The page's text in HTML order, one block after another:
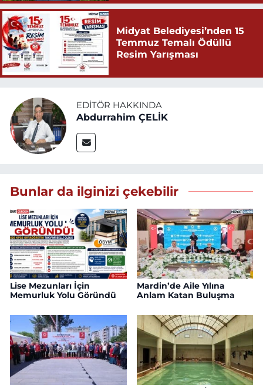
Midyat Belediyesi’nden 15
Temmuz Temalı Ödüllü
Resim Yarışması
EDITÖR HAKKINDA
Abdurrahim ÇELİK
Bunlar da ilginizi çekebilir
Lise Mezunları İçin
Memurluk Yolu Göründü
Mardin’de Aile Yılına
Anlam Katan Buluşma